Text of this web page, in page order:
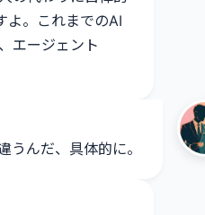
よ。これまでのAI
エージェント
うんだ、具体的に。